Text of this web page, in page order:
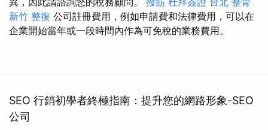
新竹 整復 公司註冊費用，例如申請費和法律費用，可以在
企業開始當年或一段時間內作為可免稅的業務費用。
SEO 行銷初學者終極指南：提升您的網路形象-SEO
公司